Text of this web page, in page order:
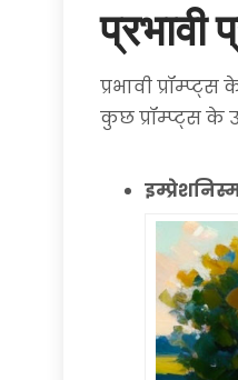
प्रभावी
प्रभावी
कुछ प्रॉम्प्ट्स के